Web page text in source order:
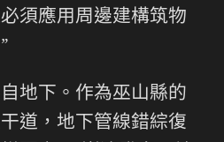
須應用周邊建構筑物
地下。作為巫山縣的
道，地下管線錯綜復